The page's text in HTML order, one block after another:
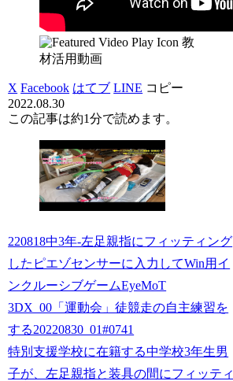
教
材活用動画
X Facebook はてブ LINE コピー
2022.08.30
この記事は約1分で読めます。
220818中3年-左足親指にフィッティング
したピエゾセンサーに入力してWin用イ
ンクルーシブゲームEyeMoT
3DX_00「運動会」徒競走の自主練習を
する20220830_01#0741
特別支援学校に在籍する中学校3年生男
子が、左足親指と装具の間にフィッティ